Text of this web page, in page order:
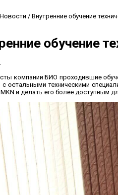
Новости / Внутренние обучение
обучение
компании БИО проходившие
остальными техническими
и делать его более доступным